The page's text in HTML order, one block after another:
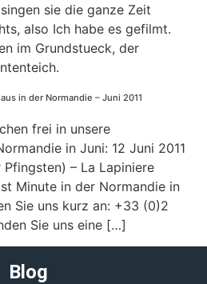
sie die ganze Zeit
also Ich habe es gefilmt.
im Grundstueck, der
in der Normandie – Juni 2011
frei in unsere
in Juni: 12 Juni 2011
Pfingsten) – La Lapiniere
Minute in der Normandie in
Sie uns kurz an: +33 (0)2
Sie uns eine […]
Blog